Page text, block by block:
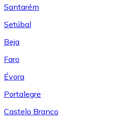
Santarém
Setúbal
Beja
Faro
Évora
Portalegre
Castelo Branco